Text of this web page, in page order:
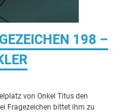
198 –
von Onkel Titus den
Fragezeichen bittet ihm zu